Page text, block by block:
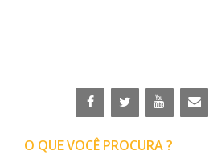
Bibliotecas
Segurança, Trânsito e Prevenção
O QUE VOCÊ PROCURA ?